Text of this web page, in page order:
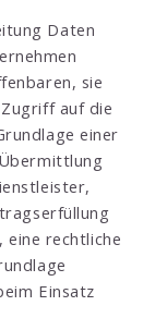
Daten
sie
auf die
einer
rechtliche
Einsatz